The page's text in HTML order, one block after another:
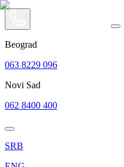
Beograd
063 8229 096
Novi Sad
062 8400 400
SRB